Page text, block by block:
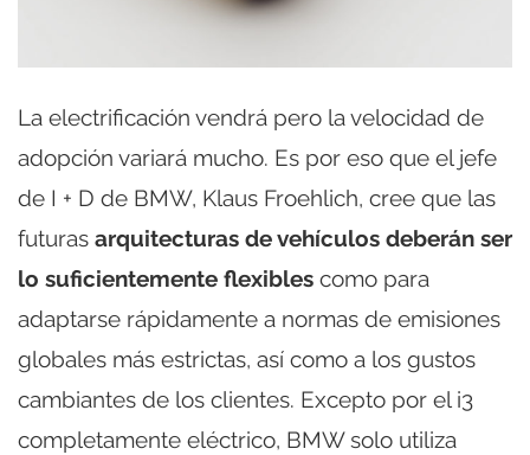
La electrificación vendrá pero la velocidad de
adopción variará mucho. Es por eso que el jefe
de I + D de BMW, Klaus Froehlich, cree que las
futuras arquitecturas de vehículos deberán ser
lo suficientemente flexibles como para
adaptarse rápidamente a normas de emisiones
globales más estrictas, así como a los gustos
cambiantes de los clientes. Excepto por el i3
completamente eléctrico, BMW solo utiliza